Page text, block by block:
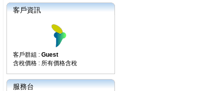
客戶資訊
客戶群組 : Guest
含稅價格 : 所有價格含稅
服務台